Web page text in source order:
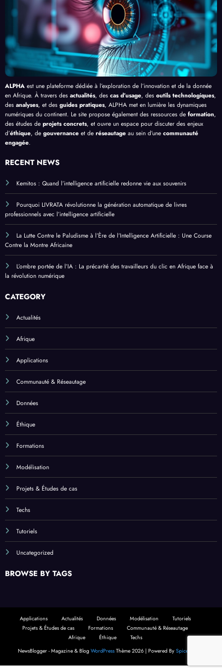
ue
en
Afriq
ue
Bang
ui
ALPHA est une plateforme dédiée à l’exploration de l’innovation et de la donnée
en Afrique. À travers des actualités, des cas d’usage, des outils technologiques,
des analyses, et des guides pratiques, ALPHA met en lumière les dynamiques
numériques du continent. Le site propose également des ressources de formation,
des études de projets concrets, et ouvre un espace pour discuter des enjeux
d’éthique, de gouvernance et de réseautage au sein d’une communauté
engagée.
RECENT NEWS
Kemitos : Quand l’intelligence artificielle redonne vie aux souvenirs
Pourquoi LIVRATA révolutionne la génération automatique de livres
professionnels avec l’intelligence artificielle
La Lutte Contre le Paludisme à l’Ère de l’Intelligence Artificielle : Une Course
Contre la Montre Africaine
L’ombre portée de l’IA : La précarité des travailleurs du clic en Afrique face à
la révolution numérique
CATEGORY
Actualités
Afrique
Applications
Communauté & Réseautage
Données
Éthique
Formations
Modélisation
Projets & Études de cas
Techs
Tutoriels
Uncategorized
BROWSE BY TAGS
Applications Actualités Données Modélisation
Tutoriels
Projets & Études de cas
Formations
Communauté & Réseautage
Afrique
Éthique
Techs
NewsBlogger - Magazine & Blog WordPress Thème 2026 | Powered By SpiceThemes